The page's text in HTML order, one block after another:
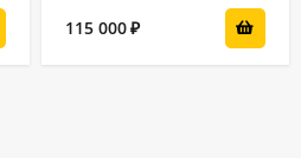
115 000₽